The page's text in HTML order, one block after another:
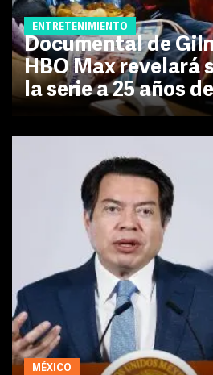
ENTRETENIMIENTO
Documental de
HBO Max revelará
la serie a 25 años
MÉXICO